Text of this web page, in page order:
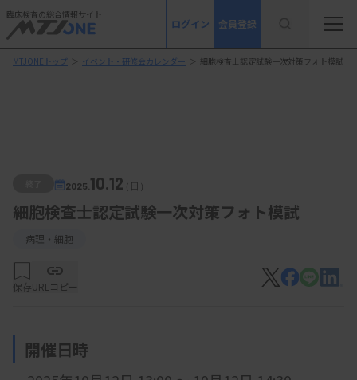
臨床検査の総合情報サイト
ログイン 会員登録
MTJONEトップ ＞ イベント・研修会カレンダー ＞ 細胞検査士認定試験一次対策フォト模試
2025. 10.12（日）
細胞検査士認定試験一次対策フォト模試
病理・細胞
保存URLコピー
開催日時